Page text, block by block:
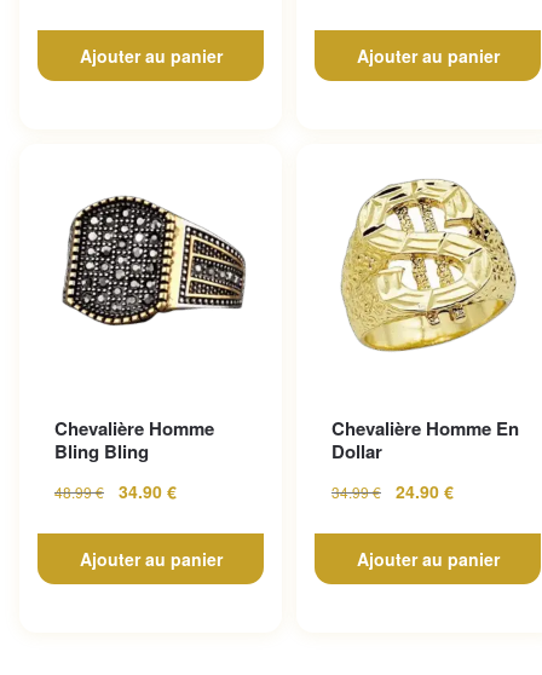
Ajouter au panier Ajouter au panier
Chevalière Homme
Bling Bling
48.99€ 34.90 €
Ajouter au panier
Chevalière Homme En
Dollar
34.99€ 24.90 €
Ajouter au panier